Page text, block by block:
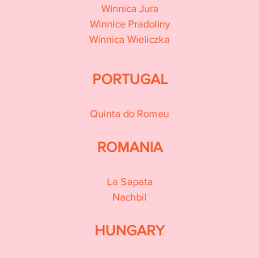
Winnica Jura
Winnice Pradoliny
Winnica Wieliczka
PORTUGAL
Quinta do Romeu
ROMANIA
La Sapata
Nachbil
HUNGARY